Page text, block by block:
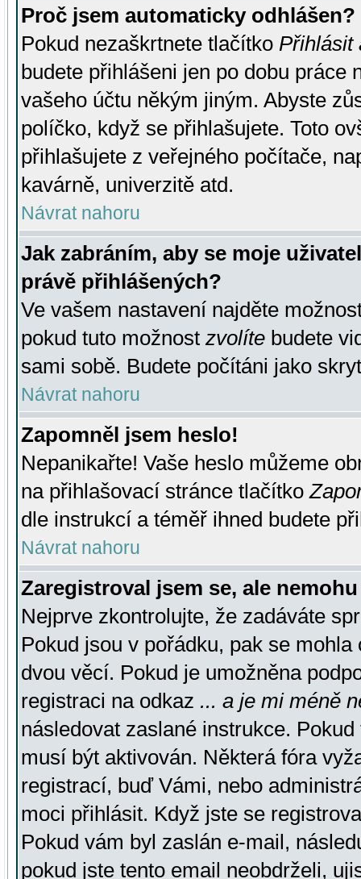
Proč jsem automaticky odhlášen?
Pokud nezaškrtnete tlačítko Přihlásit
budete přihlášeni jen po dobu práce
vašeho účtu někým jiným. Abyste
políčko, když se přihlašujete. Toto
přihlašujete z veřejného počítače,
kavárně, univerzitě atd.
Návrat nahoru
Jak zabráním, aby se moje
právě přihlášených?
Ve vašem nastavení najděte
pokud tuto možnost zvolíte budete
sami sobě. Budete počítáni jako
Návrat nahoru
Zapomněl jsem heslo!
Nepanikařte! Vaše heslo můžeme
na přihlašovací stránce tlačítko
dle instrukcí a téměř ihned budete
Návrat nahoru
Zaregistroval jsem se, ale
Nejprve zkontrolujte, že zadáváte
Pokud jsou v pořádku, pak se
dvou věcí. Pokud je umožněna
registraci na odkaz ... a je mi méně
následovat zaslané instrukce.
musí být aktivován. Některá fóra
registrací, buď Vámi, nebo
moci přihlásit. Když jste se
Pokud vám byl zaslán e-mail,
pokud jste tento email neobdrželi,